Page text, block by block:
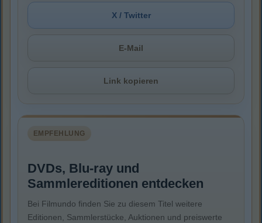
X / Twitter
E-Mail
Link kopieren
EMPFEHLUNG
DVDs, Blu-ray und
Sammlereditionen entdecken
Bei Filmundo finden Sie zu diesem Titel weitere
Editionen, Sammlerstücke, Auktionen und preiswerte